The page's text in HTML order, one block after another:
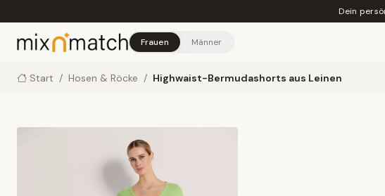
Dein
Frauen Männer
Start / Hosen & Röcke / Highwaist-Bermudashorts aus Leinen